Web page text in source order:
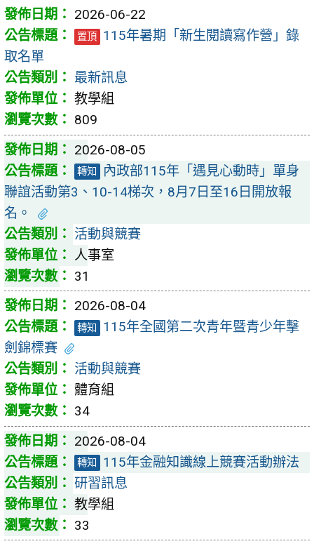
2026-06-22
置頂 115年暑期「新生閱讀寫作營」錄
取名單
最新訊息
教學組
809
2026-08-05
轉知
內政部115年「遇見心動時」單身
聯誼活動第3、10-14梯次，8月7日至16日開放報
名。
活動與競賽
人事室
31
2026-08-04
轉知
115年全國第二次青年暨青少年擊
劍錦標賽
活動與競賽
體育組
34
2026-08-04
轉知
115年金融知識線上競賽活動辦法
研習訊息
教學組
33